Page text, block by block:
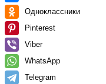
Одноклассники
Pinterest
Viber
WhatsApp
Telegram